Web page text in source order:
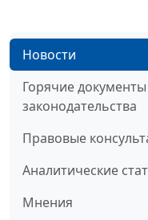
Новости
Горячие
законодательства
Правовые
Аналитические
Мнения